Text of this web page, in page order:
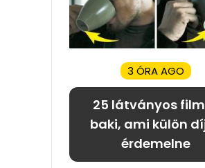
3 ÓRA AGO
25 látványos
baki, ami külön
érdemelne